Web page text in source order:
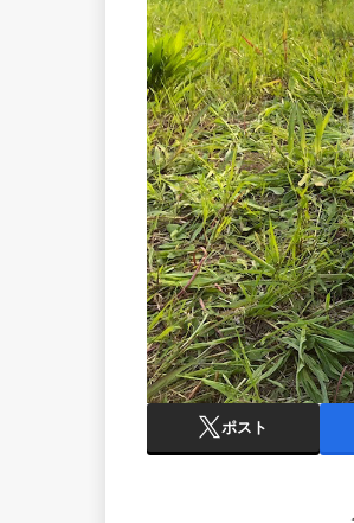
ポスト